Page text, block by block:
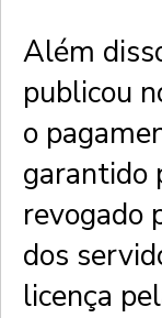
Além
publicou
o
garantido
revogado
dos
licença